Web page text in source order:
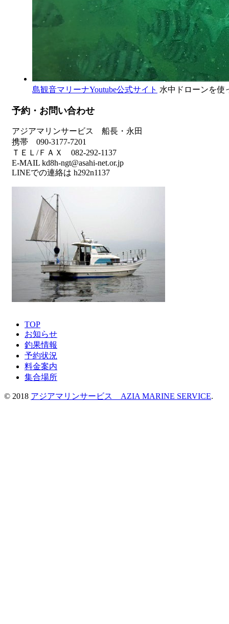
島観音マリーナYoutube公式サイト 水中ドローンを使
予約・お問い合わせ
アジアマリンサービス 船長・永田
携帯 090-3177-7201
ＴＥＬ/ＦＡＸ 082-292-1137
E-MAIL kd8h-ngt@asahi-net.or.jp
LINEでの連絡は h292n1137
TOP
お知らせ
釣果情報
予約状況
料金案内
集合場所
© 2018 アジアマリンサービス AZIA MARINE SERVICE.